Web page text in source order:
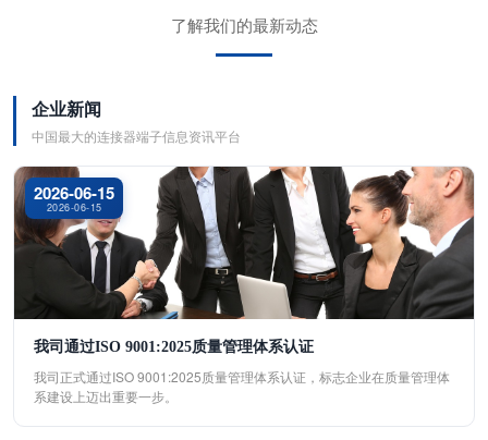
了解我们的最新动态
企业新闻
中国最大的连接器端子信息资讯平台
2026-06-15
2026-06-15
我司通过ISO 9001:2025质量管理体系认证
我司正式通过ISO 9001:2025质量管理体系认证，标志企业在质量管理体
系建设上迈出重要一步。